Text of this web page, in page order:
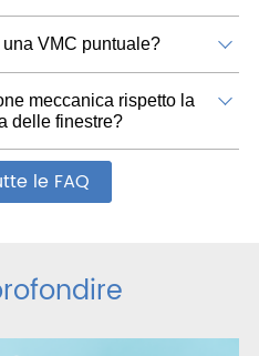
VMC puntuale?
meccanica rispetto la
delle finestre?
le FAQ